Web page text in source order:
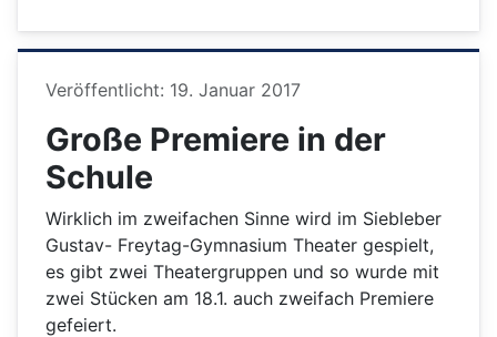
Details
Veröffentlicht: 19. Januar 2017
Große Premiere in der
Schule
Wirklich im zweifachen Sinne wird im Siebleber
Gustav- Freytag-Gymnasium Theater gespielt,
es gibt zwei Theatergruppen und so wurde mit
zwei Stücken am 18.1. auch zweifach Premiere
gefeiert.